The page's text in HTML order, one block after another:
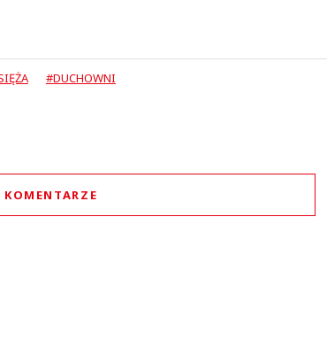
#DUCHOWNI
KOMENTARZE